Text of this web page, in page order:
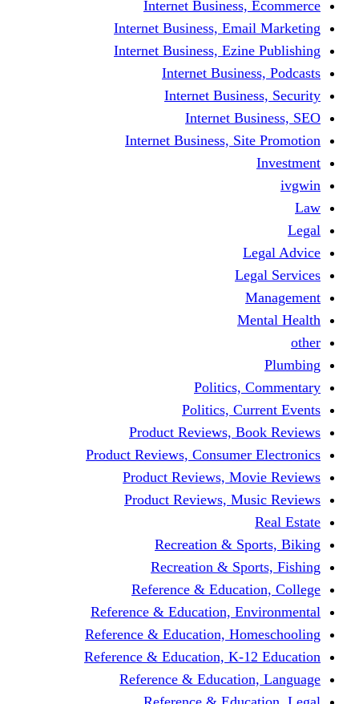
Internet Business,
Internet Business,
Internet Business,
Internet
Internet
Internet
Internet Business,
Politics,
Politics,
Product Reviews,
Product Reviews,
Product Reviews,
Product Reviews,
Recreation &
Recreation &
Reference &
Reference & Education,
Reference & Education,
Reference & Education, K-
Reference &